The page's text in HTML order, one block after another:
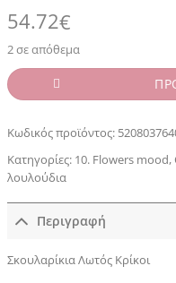
54.72€
2 σε απόθεμα
Κωδικός προϊόντος:
Κατηγορίες: 10. Flowers mood,
λουλούδια
Περιγραφή
Σκουλαρίκια Λωτός Κρίκοι